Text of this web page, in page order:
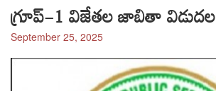
గ్రూప్-1 విజేతల జాబితా విడుదల
September 25, 2025